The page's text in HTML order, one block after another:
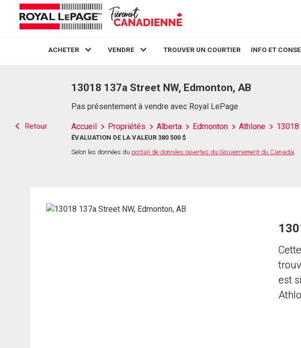
ACHETER VENDRE TROUVER UN COURTIER INFO ET
Retour
13018 137a Street NW, Edmonton, AB
Pas présentement à vendre avec Royal LePage
Accueil Propriétés Alberta Edmonton Athlone 13018
ÉVALUATION DE LA VALEUR 380 500 $
Selon les données du portail de données ouvertes du Gouvernement du Canada
est